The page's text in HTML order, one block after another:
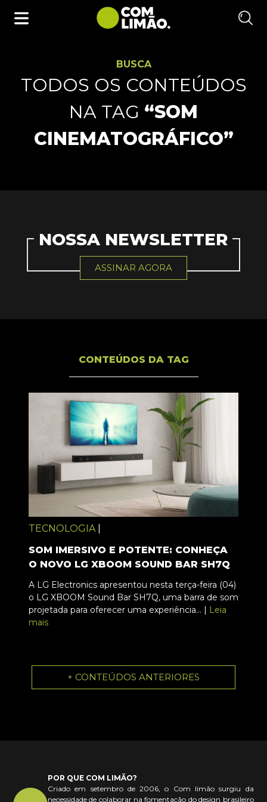
BUSCA
TODOS OS CONTEÚDOS
NA TAG “SOM
CINEMATOGRÁFICO”
NOSSA NEWSLETTER
ASSINAR AGORA
CONTEÚDOS DA TAG
TECNOLOGIA
SOM IMERSIVO E POTENTE: CONHEÇA
O NOVO LG XBOOM SOUND BAR SH7Q
A LG Electronics apresentou nesta terça-feira (04)
o LG XBOOM Sound Bar SH7Q, uma barra de som
projetada para oferecer uma experiência... | Leia
mais
+ CONTEÚDOS ANTERIORES
POR QUE COM LIMÃO?
Criado em setembro de 2006, o Com limão surgiu da
necessidade de colaborar na fomentação do design brasileiro